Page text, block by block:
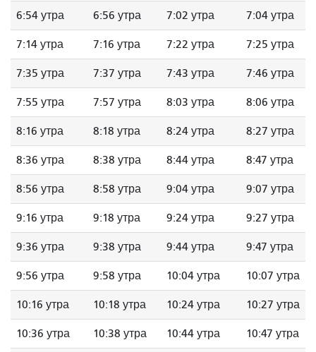
6:54 утра 6:56 утра 7:02 утра 7:04 утра
7:14 утра 7:16 утра 7:22 утра 7:25 утра
7:35 утра 7:37 утра 7:43 утра 7:46 утра
7:55 утра 7:57 утра 8:03 утра 8:06 утра
8:16 утра 8:18 утра 8:24 утра 8:27 утра
8:36 утра 8:38 утра 8:44 утра 8:47 утра
8:56 утра 8:58 утра 9:04 утра 9:07 утра
9:16 утра 9:18 утра 9:24 утра 9:27 утра
9:36 утра 9:38 утра 9:44 утра 9:47 утра
9:56 утра 9:58 утра 10:04 утра 10:07 утра
10:16 утра 10:18 утра 10:24 утра 10:27 утра
10:36 утра 10:38 утра 10:44 утра 10:47 утра